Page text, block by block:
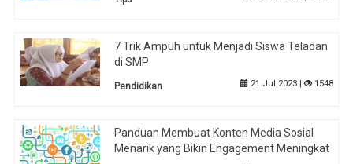
7 Trik Ampuh untuk Menjadi Siswa Teladan
di SMP
Pendidikan 21 Jul 2023 | 1548
Panduan Membuat Konten Media Sosial
Menarik yang Bikin Engagement Meningkat